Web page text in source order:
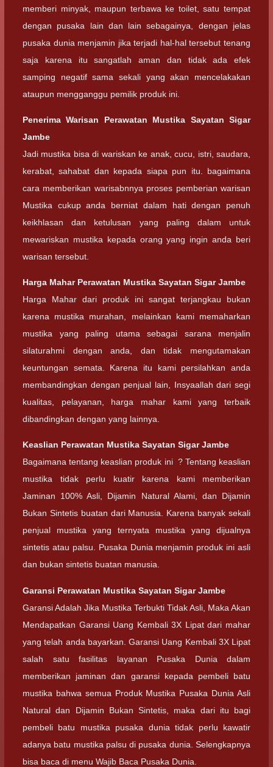
memberi minyak, maupun terbawa ke toilet, satu tempat
dengan pusaka lain dan lain sebagainya, dengan jelas
pusaka dunia menjamin jika terjadi hal-hal tersebut tenang
saja karena itu sangatlah aman dan tidak ada efek
samping negatif sama sekali yang akan mencelakakan
ataupun mengganggu pemilik produk ini.
Penerima Warisan Perawatan Mustika Sayatan Sigar
Jambe
Jadi mustika bisa di wariskan ke anak, cucu, istri, saudara,
kerabat, sahabat dan kepada siapa pun itu. bagaimana
cara memberikan warisabnnya proses pemberian warisan
Mustika cukup anda berniat dalam hati dengan penuh
keikhlasan dan ketulusan yang paling dalam untuk
mewariskan mustika kepada orang yang ingin anda beri
warisan tersebut.
Harga Mahar Perawatan Mustika Sayatan Sigar Jambe
Harga Mahar dari produk ini sangat terjangkau bukan
karena mustika murahan, melainkan kami memaharkan
mustika yang paling utama sebagai sarana menjalin
silaturahmi dengan anda, dan tidak mengutamakan
keuntungan semata. Karena itu kami persilahkan anda
membandingkan dengan penjual lain, Insyaallah dari segi
kualitas, pelayanan, harga mahar kami yang terbaik
dibandingkan dengan yang lainnya.
Keaslian Perawatan Mustika Sayatan Sigar Jambe
Bagaimana tentang keaslian produk ini ? Tentang keaslian
mustika tidak perlu kuatir karena kami memberikan
Jaminan 100% Asli, Dijamin Natural Alami, dan Dijamin
Bukan Sintetis buatan dari Manusia. Karena banyak sekali
penjual mustika yang ternyata mustika yang dijualnya
sintetis atau palsu. Pusaka Dunia menjamin produk ini asli
dan bukan sintetis buatan manusia.
Garansi Perawatan Mustika Sayatan Sigar Jambe
Garansi Adalah Jika Mustika Terbukti Tidak Asli, Maka Akan
Mendapatkan Garansi Uang Kembali 3X Lipat dari mahar
yang telah anda bayarkan. Garansi Uang Kembali 3X Lipat
salah satu fasilitas layanan Pusaka Dunia dalam
memberikan jaminan dan garansi kepada pembeli batu
mustika bahwa semua Produk Mustika Pusaka Dunia Asli
Natural dan Dijamin Bukan Sintetis, maka dari itu bagi
pembeli batu mustika pusaka dunia tidak perlu kawatir
adanya batu mustika palsu di pusaka dunia. Selengkapnya
bisa baca di menu Wajib Baca Pusaka Dunia.